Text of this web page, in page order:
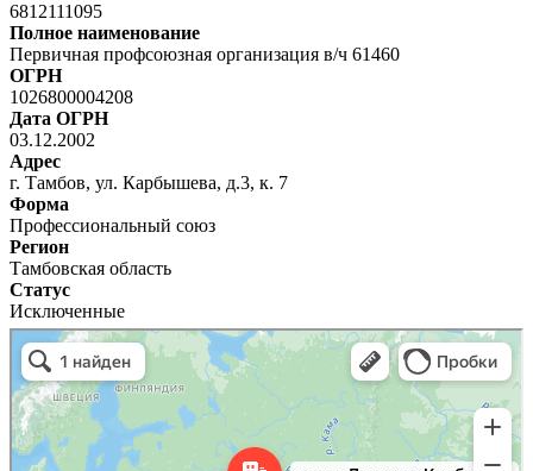
6812111095
Полное наименование
Первичная профсоюзная организация в/ч 61460
ОГРН
1026800004208
Дата ОГРН
03.12.2002
Адрес
г. Тамбов, ул. Карбышева, д.3, к. 7
Форма
Профессиональный союз
Регион
Тамбовская область
Статус
Исключенные